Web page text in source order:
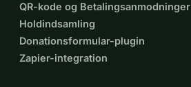
QR-kode og Betalingsanmodninger
Holdindsamling
Donationsformular-plugin
Zapier-integration